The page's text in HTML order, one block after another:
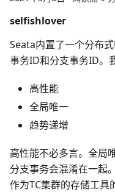
selfishlover
Seata内置了一个分布
事务ID和分支事务ID。
高性能
全局唯一
趋势递增
高性能不必多言。全局
分支事务会混淆在一起
作为TC集群的存储工具